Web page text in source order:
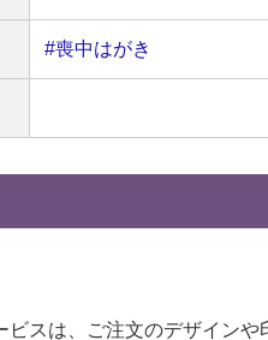
#喪中はがき
ビスは、ご注文のデザイン